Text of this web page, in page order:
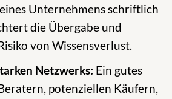
Unternehmens schriftlich
die Übergabe und
von Wissensverlust.
Netzwerks: Ein gutes
potenziellen Käufern,